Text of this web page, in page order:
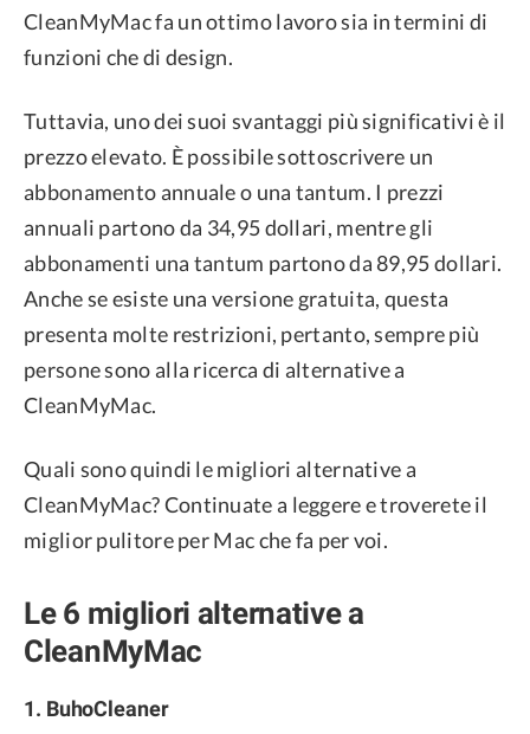
CleanMyMac fa un ottimo lavoro sia in termini di
funzioni che di design.
Tuttavia, uno dei suoi svantaggi più significativi è il
prezzo elevato. È possibile sottoscrivere un
abbonamento annuale o una tantum. I prezzi
annuali partono da 34,95 dollari, mentre gli
abbonamenti una tantum partono da 89,95 dollari.
Anche se esiste una versione gratuita, questa
presenta molte restrizioni, pertanto, sempre più
persone sono alla ricerca di alternative a
CleanMyMac.
Quali sono quindi le migliori alternative a
CleanMyMac? Continuate a leggere e troverete il
miglior pulitore per Mac che fa per voi.
Le 6 migliori alternative a
CleanMyMac
1. BuhoCleaner